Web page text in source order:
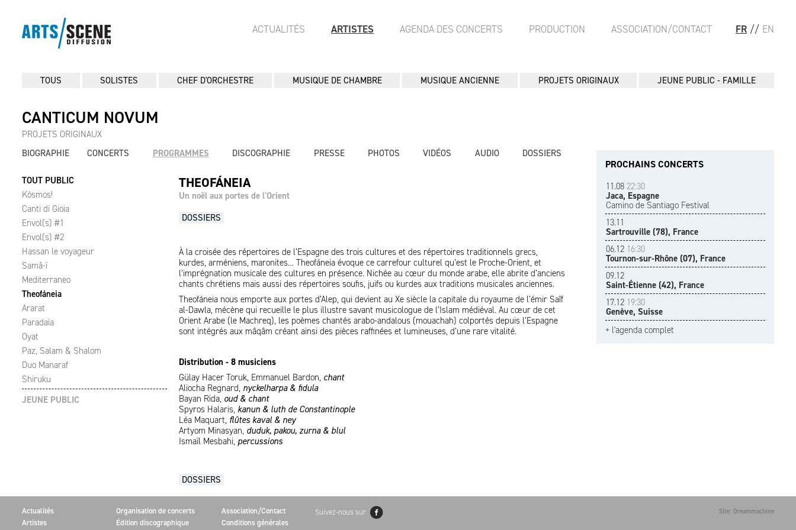
FR // EN
ACTUALITÉS ARTISTES AGENDA DES CONCERTS PRODUCTION ASSOCIATION/CONTACT
TOUS SOLISTES CHEF D'ORCHESTRE MUSIQUE DE CHAMBRE MUSIQUE ANCIENNE PROJETS ORIGINAUX JEUNE PUBLIC - FAMILLE
CANTICUM NOVUM
PROJETS ORIGINAUX
BIOGRAPHIE
CONCERTS PROGRAMMES DISCOGRAPHIE PRESSE PHOTOS VIDÉOS AUDIO DOSSIERS
TOUT PUBLIC
Kòsmos!
Canti di Gioia
Envol(s) #1
Envol(s) #2
Hassan le voyageur
Samâ-ï
Mediterraneo
Theofáneia
Ararat
Paradaia
Oyat
Paz, Salam & Shalom
Duo Manaraf
Shiruku
JEUNE PUBLIC
THEOFÁNEIA
Un noël aux portes de l'Orient
DOSSIERS
À la croisée des répertoires de l’Espagne des trois cultures et des répertoires traditionnels grecs,
kurdes, arméniens, maronites… Theofáneia évoque ce carrefour culturel qu’est le Proche-Orient, et
l’imprégnation musicale des cultures en présence. Nichée au cœur du monde arabe, elle abrite d’anciens
chants chrétiens mais aussi des répertoires soufis, juifs ou kurdes aux traditions musicales anciennes.
Theofáneia nous emporte aux portes d’Alep, qui devient au Xe siècle la capitale du royaume de l’émir Saîf
al-Dawla, mécène qui recueille le plus illustre savant musicologue de l’Islam médiéval. Au cœur de cet
Orient Arabe (le Machreq), les poèmes chantés arabo-andalous (mouachah) colportés depuis l’Espagne
sont intégrés aux mâqâm créant ainsi des pièces raffinées et lumineuses, d’une rare vitalité.
Distribution - 8 musiciens
Gülay Hacer Toruk, Emmanuel Bardon, chant
Aliocha Regnard, nyckelharpa & fidula
Bayan Rida, oud & chant
Spyros Halaris, kanun & luth de Constantinople
Léa Maquart, flûtes kaval & ney
Artyom Minasyan, duduk, pakou, zurna & blul
Ismaïl Mesbahi, percussions
DOSSIERS
PROCHAINS CONCERTS
11.08 22:30
Jaca, Espagne
Camino de Santiago Festival
13.11
Sartrouville (78), France
06.12 16:30
Tournon-sur-Rhône (07), France
09.12
Saint-Étienne (42), France
17.12 19:30
Genève, Suisse
+ l'agenda complet
Actualités
Artistes
Organisation de concerts
Édition discographique
Association/Contact
Conditions générales
Suivez-nous sur Site: Dreammachine